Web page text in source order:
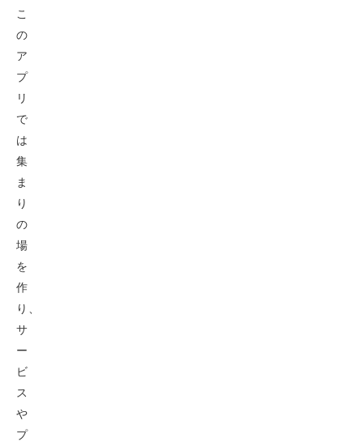
こ
の
ア
プ
リ
で
は
集
ま
り
の
場
を
作
り、
サ
ー
ビ
ス
や
プ